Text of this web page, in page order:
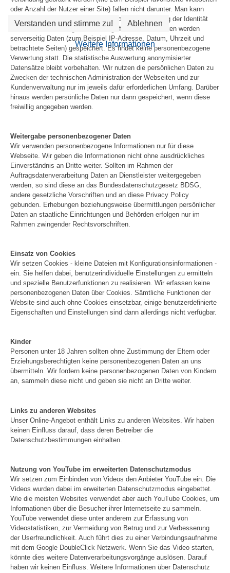
oder Anzahl der Nutzer einer Site) fallen nicht darunter. Man kann
unser Online-Angebot grundsätzlich ohne Offenlegung der Identität
nutzen. In Verbindung mit dem Zugriff auf unsere Seiten werden
serverseitig Daten (zum Beispiel IP-Adresse, Datum, Uhrzeit und
betrachtete Seiten) gespeichert. Es findet keine personenbezogene
Verwertung statt. Die statistische Auswertung anonymisierter
Datensätze bleibt vorbehalten. Wir nutzen die persönlichen Daten zu
Zwecken der technischen Administration der Webseiten und zur
Kundenverwaltung nur im jeweils dafür erforderlichen Umfang. Darüber
hinaus werden persönliche Daten nur dann gespeichert, wenn diese
freiwillig angegeben werden.
Weitergabe personenbezogener Daten
Wir verwenden personenbezogene Informationen nur für diese
Webseite. Wir geben die Informationen nicht ohne ausdrückliches
Einverständnis an Dritte weiter. Sollten im Rahmen der
Auftragsdatenverarbeitung Daten an Dienstleister weitergegeben
werden, so sind diese an das Bundesdatenschutzgesetz BDSG,
andere gesetzliche Vorschriften und an diese Privacy Policy
gebunden. Erhebungen beziehungsweise übermittlungen persönlicher
Daten an staatliche Einrichtungen und Behörden erfolgen nur im
Rahmen zwingender Rechtsvorschriften.
Einsatz von Cookies
Wir setzen Cookies - kleine Dateien mit Konfigurationsinformationen -
ein. Sie helfen dabei, benutzerindividuelle Einstellungen zu ermitteln
und spezielle Benutzerfunktionen zu realisieren. Wir erfassen keine
personenbezogenen Daten über Cookies. Sämtliche Funktionen der
Website sind auch ohne Cookies einsetzbar, einige benutzerdefinierte
Eigenschaften und Einstellungen sind dann allerdings nicht verfügbar.
Kinder
Personen unter 18 Jahren sollten ohne Zustimmung der Eltern oder
Erziehungsberechtigten keine personenbezogenen Daten an uns
übermitteln. Wir fordern keine personenbezogenen Daten von Kindern
an, sammeln diese nicht und geben sie nicht an Dritte weiter.
Links zu anderen Websites
Unser Online-Angebot enthält Links zu anderen Websites. Wir haben
keinen Einfluss darauf, dass deren Betreiber die
Datenschutzbestimmungen einhalten.
Nutzung von YouTube im erweiterten Datenschutzmodus
Wir setzen zum Einbinden von Videos den Anbieter YouTube ein. Die
Videos wurden dabei im erweiterten Datenschutzmodus eingebettet.
Wie die meisten Websites verwendet aber auch YouTube Cookies, um
Informationen über die Besucher ihrer Internetseite zu sammeln.
YouTube verwendet diese unter anderem zur Erfassung von
Videostatistiken, zur Vermeidung von Betrug und zur Verbesserung
der Userfreundlichkeit. Auch führt dies zu einer Verbindungsaufnahme
mit dem Google DoubleClick Netzwerk. Wenn Sie das Video starten,
könnte dies weitere Datenverarbeitungsvorgänge auslösen. Darauf
haben wir keinen Einfluss. Weitere Informationen über Datenschutz
Verstanden und stimme zu! Ablehnen
Weitere Informationen